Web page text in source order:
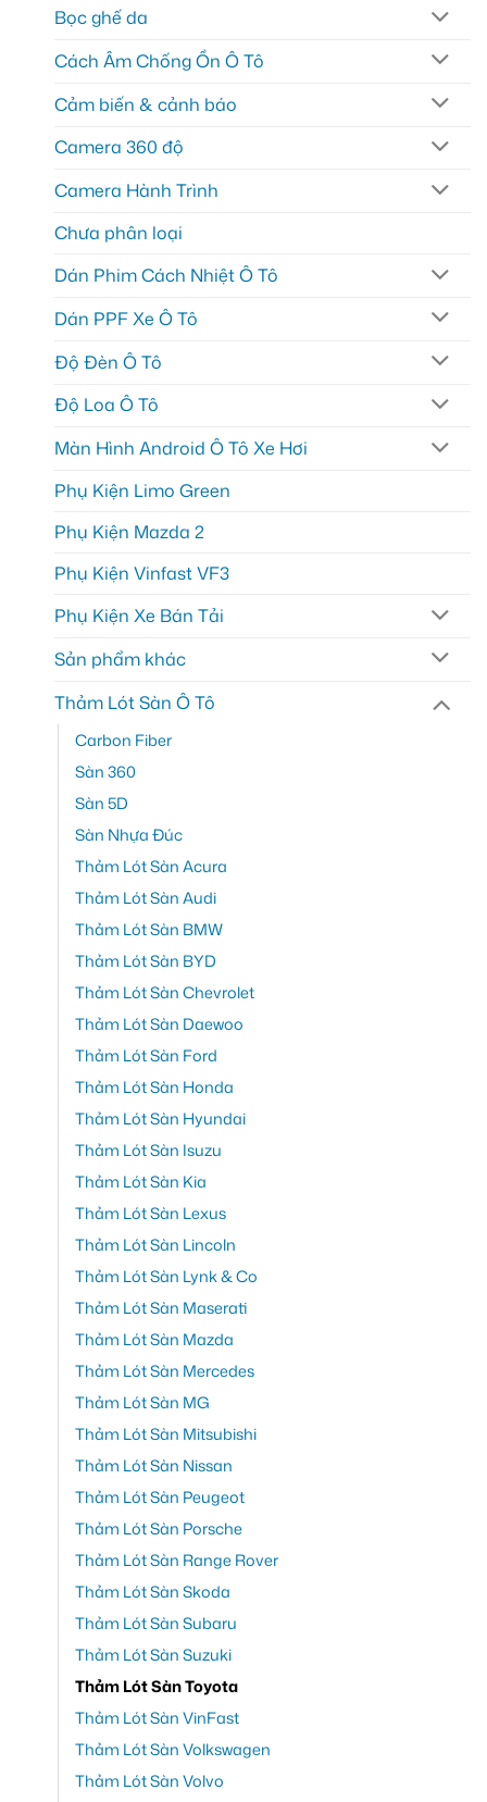
Bọc ghế da
Cách Âm Chống Ồn Ô Tô
Cảm biến & cảnh báo
Camera 360 độ
Camera Hành Trình
Chưa phân loại
Dán Phim Cách Nhiệt Ô Tô
Dán PPF Xe Ô Tô
Độ Đèn Ô Tô
Độ Loa Ô Tô
Màn Hình Android Ô Tô Xe Hơi
Phụ Kiện Limo Green
Phụ Kiện Mazda 2
Phụ Kiện Vinfast VF3
Phụ Kiện Xe Bán Tải
Sản phẩm khác
Thảm Lót Sàn Ô Tô
Carbon Fiber
Sàn 360
Sàn 5D
Sàn Nhựa Đúc
Thảm Lót Sàn Acura
Thảm Lót Sàn Audi
Thảm Lót Sàn BMW
Thảm Lót Sàn BYD
Thảm Lót Sàn Chevrolet
Thảm Lót Sàn Daewoo
Thảm Lót Sàn Ford
Thảm Lót Sàn Honda
Thảm Lót Sàn Hyundai
Thảm Lót Sàn Isuzu
Thảm Lót Sàn Kia
Thảm Lót Sàn Lexus
Thảm Lót Sàn Lincoln
Thảm Lót Sàn Lynk & Co
Thảm Lót Sàn Maserati
Thảm Lót Sàn Mazda
Thảm Lót Sàn Mercedes
Thảm Lót Sàn MG
Thảm Lót Sàn Mitsubishi
Thảm Lót Sàn Nissan
Thảm Lót Sàn Peugeot
Thảm Lót Sàn Porsche
Thảm Lót Sàn Range Rover
Thảm Lót Sàn Skoda
Thảm Lót Sàn Subaru
Thảm Lót Sàn Suzuki
Thảm Lót Sàn Toyota
Thảm Lót Sàn VinFast
Thảm Lót Sàn Volkswagen
Thảm Lót Sàn Volvo